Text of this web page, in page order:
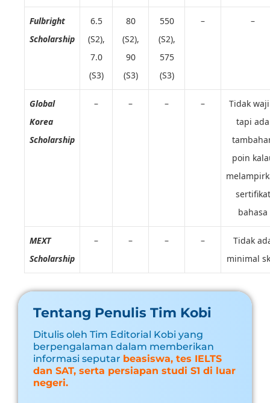
Fulbright
Scholarship
6.5
(S2),
7.0
(S3)
80
(S2),
90
(S3)
550
(S2),
575
(S3)
– –
Global
Korea
Scholarship
– – – –
Tidak
tapi ada
poin
sertifikat
bahasa
MEXT
Scholarship
– – – –
Tidak
minimal
Tentang Penulis Tim Kobi
Ditulis oleh Tim Editorial Kobi yang
berpengalaman dalam memberikan
informasi seputar beasiswa, tes IELTS
dan SAT, serta persiapan studi S1 di luar
negeri.